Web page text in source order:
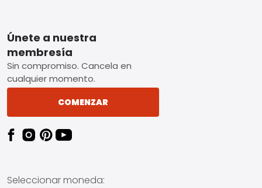
Footer
Únete a nuestra
membresía
Sin compromiso. Cancela en
cualquier momento.
COMENZAR
Seleccionar moneda: